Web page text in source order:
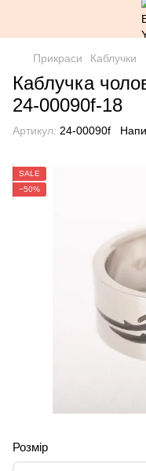
Прикраси Каблучки
Каблучка
24-00090f-18
Артикул: 24-00090f
SALE
−50%
Розмір